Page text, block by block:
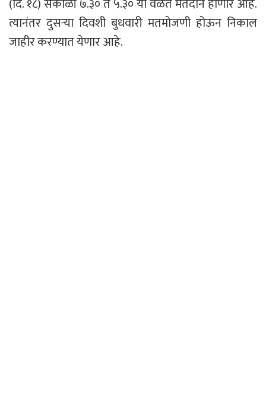
त्यानंतर दुसऱ्या दिवशी बुधवारी मतमोजणी होऊन निकाल
जाहीर करण्यात येणार आहे.